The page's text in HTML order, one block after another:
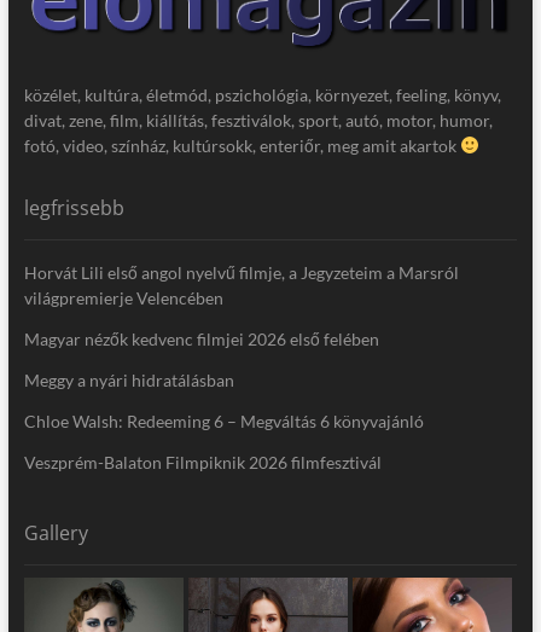
közélet, kultúra, életmód, pszichológia, környezet, feeling, könyv,
divat, zene, film, kiállítás, fesztiválok, sport, autó, motor, humor,
fotó, video, színház, kultúrsokk, enteriőr, meg amit akartok
legfrissebb
Horvát Lili első angol nyelvű filmje, a Jegyzeteim a Marsról
világpremierje Velencében
Magyar nézők kedvenc filmjei 2026 első felében
Meggy a nyári hidratálásban
Chloe Walsh: Redeeming 6 – Megváltás 6 könyvajánló
Veszprém-Balaton Filmpiknik 2026 filmfesztivál
Gallery